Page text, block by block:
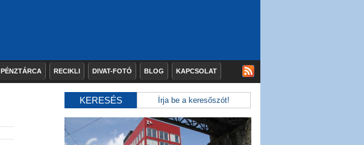
PÉNZTÁRCA RECIKLI DIVAT-FOTÓ BLOG KAPCSOLAT
KERESÉS